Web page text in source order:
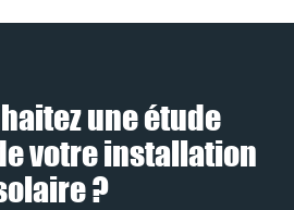
une étude
votre installation
?